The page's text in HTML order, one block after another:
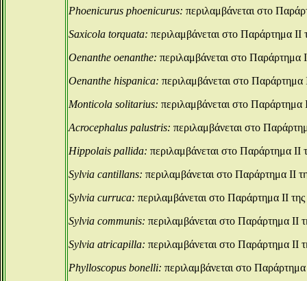
Phoenicurus phoenicurus: περιλαμβάνεται στο
Saxicola torquata: περιλαμβάνεται στο Παράρτημα
Oenanthe oenanthe: περιλαμβάνεται στο Παράρτημα
Oenanthe hispanica: περιλαμβάνεται στο Παράρτημα
Monticola solitarius: περιλαμβάνεται στο Παράρτημα
Acrocephalus palustris: περιλαμβάνεται στο
Hippolais pallida: περιλαμβάνεται στο Παράρτημα ΙΙ
Sylvia cantillans: περιλαμβάνεται στο Παράρτημα ΙΙ
Sylvia curruca: περιλαμβάνεται στο Παράρτημα ΙΙ
Sylvia communis: περιλαμβάνεται στο Παράρτημα ΙΙ
Sylvia atricapilla: περιλαμβάνεται στο Παράρτημα ΙΙ
Phylloscopus bonelli: περιλαμβάνεται στο